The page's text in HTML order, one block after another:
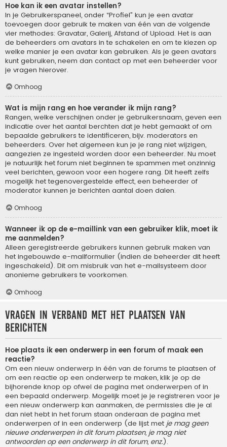
Hoe kan ik een avatar instellen?
In je Gebruikerspaneel, onder “Profiel” kun je een avatar
toevoegen door gebruik te maken van één van de volgende
vier methodes: Gravatar, Galerij, Afstand of Upload. Het is aan
de beheerders om avatars in te schakelen en om te kiezen op
welke manier je een avatar kan gebruiken. Als je geen avatars
kunt gebruiken, neem dan contact op met een beheerder voor
je vragen hierover.
Omhoog
Wat is mijn rang en hoe verander ik mijn rang?
Rangen, welke verschijnen onder je gebruikersnaam, geven een
indicatie over het aantal berchten dat je hebt gemaakt of om
bepaalde gebruikers te identificeren, bijv. moderators en
beheerders. Over het algemeen kun je je rang niet wijzigen,
aangezien ze ingesteld worden door een beheerder. Nu moet
je natuurlijk het forum niet beginnen te spammen met onzinnig
veel berichten, gewoon voor een hogere rang. Dit heeft zelfs
mogelijk het tegenovergestelde effect, een beheerder of
moderator kunnen je berichten aantal doen dalen.
Omhoog
Wanneer ik op de e-maillink van een gebruiker klik, moet ik
me aanmelden?
Alleen geregistreerde gebruikers kunnen gebruik maken van
het ingebouwde e-mailformulier (indien de beheerder dit heeft
ingeschakeld). Dit om misbruik van het e-mailsysteem door
anonieme gebruikers te voorkomen.
Omhoog
Vragen in verband met het plaatsen van
berichten
Hoe plaats ik een onderwerp in een forum of maak een
reactie?
Om een nieuw onderwerp in één van de forums te plaatsen of
om een reactie op een onderwerp te maken, klik je op de
bijhorende knop op ofwel de pagina met onderwerpen of in
een bepaald onderwerp. Mogelijk moet je je registreren voor je
een nieuw onderwerp kan aanmaken, de permissies die je al
dan niet hebt in het forum staan onderaan de pagina met
onderwerpen of in een onderwerp (de lijst met je mag geen
nieuwe onderwerpen in dit forum plaatsen, je mag niet
antwoorden op een onderwerp in dit forum, enz.).